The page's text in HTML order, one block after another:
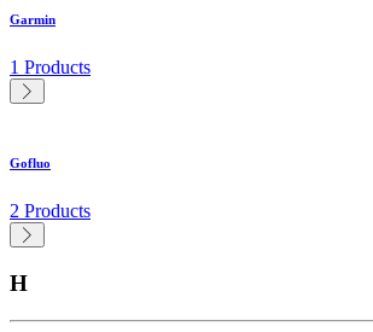
Garmin
1 Products
Gofluo
2 Products
H